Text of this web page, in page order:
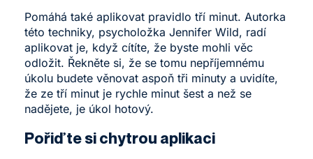
Pomáhá také aplikovat pravidlo tří minut. Autorka
této techniky, psycholožka Jennifer Wild, radí
aplikovat je, když cítíte, že byste mohli věc
odložit. Řekněte si, že se tomu nepříjemnému
úkolu budete věnovat aspoň tři minuty a uvidíte,
že ze tří minut je rychle minut šest a než se
nadějete, je úkol hotový.
Pořiď te si chytrou aplikaci